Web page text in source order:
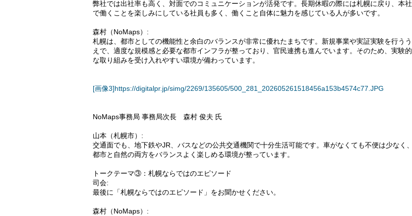
弊社では出社率も高く、対面でのコミュニケーションが活発です。長期休暇の際には札幌に戻り、本社
で働くことを楽しみにしている社員も多く、働くこと自体に魅力を感じている人が多いです。
森村（NoMaps）:
札幌は、都市としての機能性と余白のバランスが非常に優れたまちです。新規事業や実証実験を行うう
えで、適度な規模感と必要な都市インフラが整っており、官民連携も進んでいます。そのため、実験的
な取り組みを受け入れやすい環境が備わっています。
[画像3]https://digitalpr.jp/simg/2269/135605/500_281_202605261518456a153b4574c77.JPG
NoMaps事務局 事務局次長 森村 俊夫 氏
山本（札幌市）:
交通面でも、地下鉄やJR、バスなどの公共交通機関で十分生活可能です。車がなくても不便は少なく、
都市と自然の両方をバランスよく楽しめる環境が整っています。
トークテーマ③：札幌ならではのエピソード
司会:
最後に「札幌ならではのエピソード」をお聞かせください。
森村（NoMaps）: